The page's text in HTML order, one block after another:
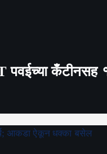
पवईच्या कँटीनसह